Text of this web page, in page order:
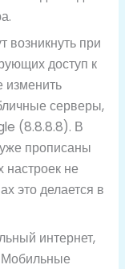
возникнуть при
доступ к
изменить
серверы,
(8.8.8.8). В
прописаны
настроек не
это делается в
интернет,
Мобильные